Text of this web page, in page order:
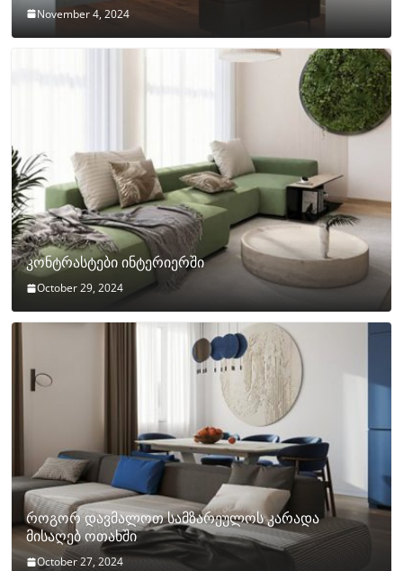
November 4, 2024
კონტრასტები ინტერიერში
October 29, 2024
როგორ დავმალოთ სამზარეულოს კარადა
მისაღებ ოთახში
October 27, 2024